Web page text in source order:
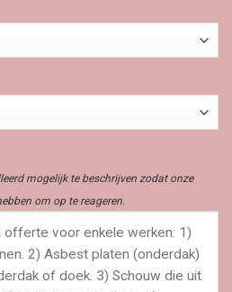
mogelijk te beschrijven zodat onze
om op te reageren.